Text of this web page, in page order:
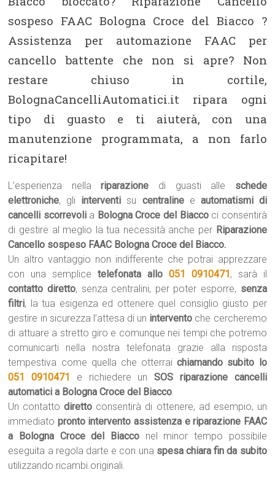
sospeso FAAC Bologna Croce del Biacco ?
Assistenza per automazione FAAC per
cancello battente che non si apre? Non
restare chiuso in cortile,
BolognaCancelliAutomatici.it ripara ogni
tipo di guasto e ti aiuterà, con una
manutenzione programmata, a non farlo
ricapitare!
L’esperienza nellariparazione di guasti alle schede
elettroniche, gli interventi su centralinee automatismi di
cancelli scorrevolia Bologna Croce del Biacco ci consentirà
di gestire al meglio la tua necessità anche per Riparazione
Cancello sospeso FAAC Bologna Croce del Biacco.
Un altro vantaggio non indifferente che potrai apprezzare
con una semplicetelefonata allo 051 0910471, sarà il
contatto diretto, senza centralini, per poter esporre, senza
filtri, la tua esigenza ed ottenere quel consiglio giusto per
gestire in sicurezza l’attesa di un intervento che cercheremo
di attuare a stretto giro e comunque nei tempi che potremo
comunicarti nella nostra telefonata grazie alla risposta
tempestiva come quella che otterraichiamando subito lo
051 0910471
e richiedere unSOS riparazione cancelli
automatici a Bologna Croce del Biacco.
Un contattodiretto consentirà di ottenere, ad esempio, un
immediato pronto intervento assistenza e riparazione FAAC
a Bologna Croce del Biacco nel minor tempo possibile
eseguita a regola darte e con una spesa chiara fin da subito
utilizzando ricambi originali.